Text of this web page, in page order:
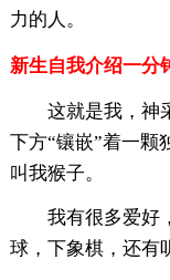
力的人。
新生自我介绍一分
这就是我，神
下方“镶嵌”着一颗
叫我猴子。
我有很多爱好
球，下象棋，还有